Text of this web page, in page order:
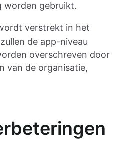
worden gebruikt.
verstrekt in het
de app-niveau
overschreven door
van de organisatie,